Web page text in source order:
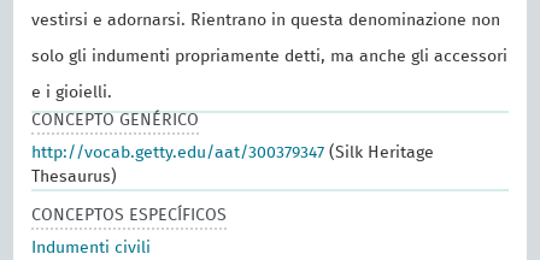
vestirsi e adornarsi. Rientrano in questa denominazione non
solo gli indumenti propriamente detti, ma anche gli accessori
e i gioielli.
CONCEPTO GENÉRICO
http://vocab.getty.edu/aat/300379347 (Silk Heritage
Thesaurus)
CONCEPTOS ESPECÍFICOS
Indumenti civili